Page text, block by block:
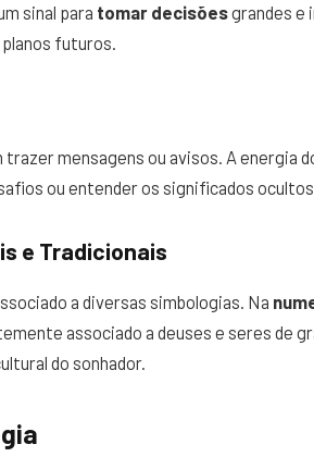
sinal para tomar decisõesgrandes e
futuros.
trazer mensagens ou avisos. A energia
ou entender os significados ocultos
e Tradicionais
a diversas simbologias. Na
associado a deuses e seres de
do sonhador.